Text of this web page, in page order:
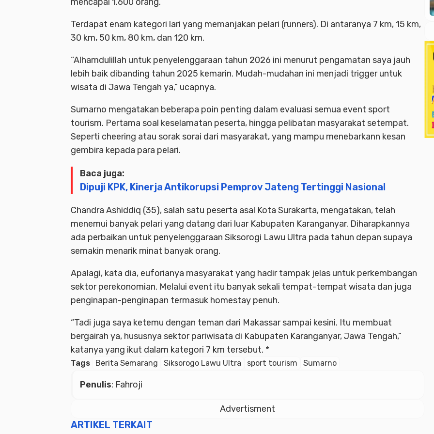
Terdapat enam kategori lari yang memanjakan pelari (runners). Di antaranya 7 km, 15 km,
30 km, 50 km, 80 km, dan 120 km.
“Alhamdulillah untuk penyelenggaraan tahun 2026 ini menurut pengamatan saya jauh
lebih baik dibanding tahun 2025 kemarin. Mudah-mudahan ini menjadi trigger untuk
wisata di Jawa Tengah ya,” ucapnya.
Sumarno mengatakan beberapa poin penting dalam evaluasi semua event sport
tourism. Pertama soal keselamatan peserta, hingga pelibatan masyarakat setempat.
Seperti cheering atau sorak sorai dari masyarakat, yang mampu menebarkann kesan
gembira kepada para pelari.
Baca juga:
Dipuji KPK, Kinerja Antikorupsi Pemprov Jateng Tertinggi Nasional
Chandra Ashiddiq (35), salah satu peserta asal Kota Surakarta, mengatakan, telah
menemui banyak pelari yang datang dari luar Kabupaten Karanganyar. Diharapkannya
ada perbaikan untuk penyelenggaraan Siksorogi Lawu Ultra pada tahun depan supaya
semakin menarik minat banyak orang.
Apalagi, kata dia, euforianya masyarakat yang hadir tampak jelas untuk perkembangan
sektor perekonomian. Melalui event itu banyak sekali tempat-tempat wisata dan juga
penginapan-penginapan termasuk homestay penuh.
“Tadi juga saya ketemu dengan teman dari Makassar sampai kesini. Itu membuat
bergairah ya, hususnya sektor pariwisata di Kabupaten Karanganyar, Jawa Tengah,”
katanya yang ikut dalam kategori 7 km tersebut. *
Tags Berita Semarang Siksorogo Lawu Ultra sport tourism Sumarno
Penulis: Fahroji
Advertisment
ARTIKEL TERKAIT